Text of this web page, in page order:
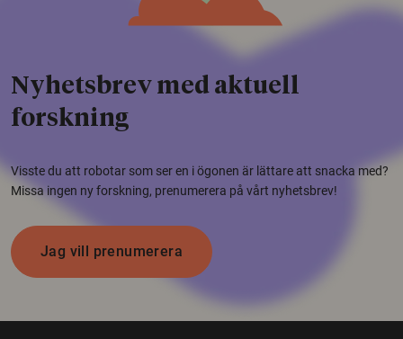
Nyhetsbrev med aktuell
forskning
Visste du att robotar som ser en i ögonen är lättare att snacka med?
Missa ingen ny forskning, prenumerera på vårt nyhetsbrev!
Jag vill prenumerera